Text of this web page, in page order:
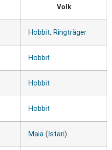
Volk
Hobbit, Ringträger
Hobbit
Hobbit
Hobbit
Maia ( Istari)